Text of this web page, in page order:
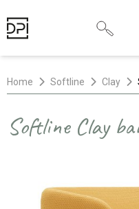
Home Softline Clay
Softline Clay